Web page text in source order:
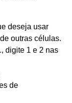
deseja usar
outras células.
digite 1 e 2 nas
de